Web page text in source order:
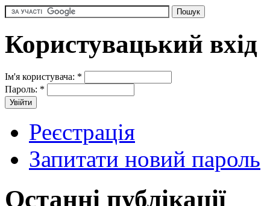
Користувацький вхід
Ім'я користувача: *
Пароль: *
Реєстрація
Запитати новий пароль
Останні публікації